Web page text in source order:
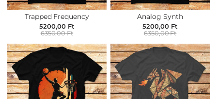
Trapped Frequency
5200,00 Ft
6350,00 Ft
Analog Synth
5200,00 Ft
6350,00 Ft